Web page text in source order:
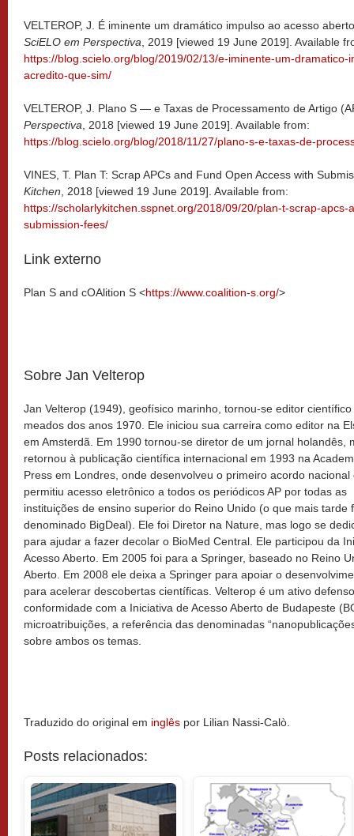
VELTEROP, J. É iminente um dramático impulso ao acesso
SciELO em Perspectiva , 2019 [viewed 19 June 2019]. Available
https://blog.scielo.org/blog/2019/02/13/e-iminente-um-dramatico-
acredito-que-sim/
VELTEROP, J. Plano S — e Taxas de Processamento de Artigo
Perspectiva , 2018 [viewed 19 June 2019]. Available from:
https://blog.scielo.org/blog/2018/11/27/plano-s-e-taxas-de-
VINES, T. Plan T: Scrap APCs and Fund Open Access with
Kitchen , 2018 [viewed 19 June 2019]. Available from:
https://scholarlykitchen.sspnet.org/2018/09/20/plan-t-scrap-
submission-fees/
Link externo
Plan S and cOAlition S <https://www.coalition-s.org/>
Sobre Jan Velterop
Jan Velterop (1949), geofísico marinho, tornou-se editor científico
meados dos anos 1970. Ele iniciou sua carreira como editor na
em Amsterdã. Em 1990 tornou-se diretor de um jornal holandês,
retornou à publicação científica internacional em 1993 na
Press em Londres, onde desenvolveu o primeiro acordo nacional
permitiu acesso eletrônico a todos os periódicos AP por todas as
instituições de ensino superior do Reino Unido (o que mais tarde
denominado BigDeal). Ele foi Diretor na Nature, mas logo se
para ajudar a fazer decolar o BioMed Central. Ele participou da
Acesso Aberto. Em 2005 foi para a Springer, baseado no Reino
Aberto. Em 2008 ele deixa a Springer para apoiar o
para acelerar descobertas científicas. Velterop é um ativo
conformidade com a Iniciativa de Acesso Aberto de Budapeste
microatribuições, a referência das denominadas
sobre ambos os temas.
Traduzido do original em inglês por Lilian Nassi-Calò.
Posts relacionados: